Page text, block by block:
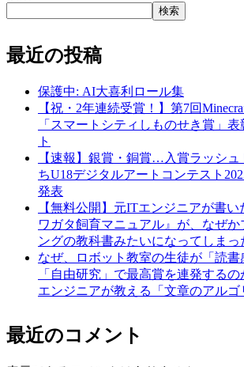
検索
最近の投稿
保護中: AI大喜利ロール集
【祝・2年連続受賞！】第7回
「スマートシティしものせき賞」
ト
【速報】銀賞・銅賞…入賞ラッシュ
ちU18デジタルアートコンテスト
発表
【無料公開】元ITエンジニアが書い
ワガタ飼育マニュアル』が、なぜか
ングの教科書みたいになってしまっ
なぜ、ロボット教室の生徒が「読書
「自由研究」で最高賞を連発する
エンジニアが教える「文章のアルゴ
最近のコメント